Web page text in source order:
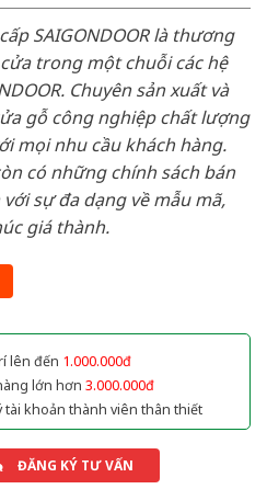
SAIGONDOOR là thương
trong một chuỗi các hệ
Chuyên sản xuất và
gỗ công nghiệp chất lượng
mọi nhu cầu khách hàng.
có những chính sách bán
sự đa dạng về mẫu mã,
giá thành.
lên đến 1.000.000đ
lớn hơn 3.000.000đ
khoản thành viên thân thiết
ĐĂNG KÝ TƯ VẤN